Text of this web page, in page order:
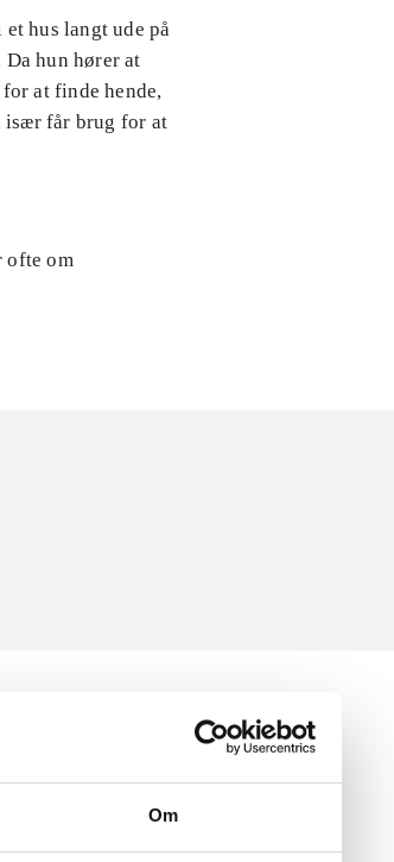
Om
hus langt ude på
hun hører at
at finde hende,
især får brug for at
ofte om